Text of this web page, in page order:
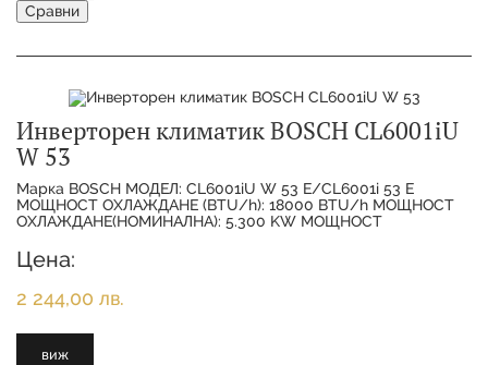
Сравни
Инверторен климатик BOSCH CL6001iU
W 53
Марка BOSCH МОДЕЛ: CL6001iU W 53 E/CL6001i 53 E
МОЩНОСТ ОХЛАЖДАНЕ (BTU/h): 18000 BTU/h МОЩНОСТ
ОХЛАЖДАНЕ(НОМИНАЛНА): 5.300 KW МОЩНОСТ
Цена:
2 244,00 лв.
виж